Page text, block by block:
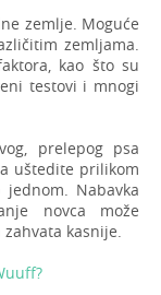
zemlje. Moguće
zemljama.
kao što su
testovi i mnogi
prelepog psa
uštedite prilikom
Nabavka
novca može
kasnije.